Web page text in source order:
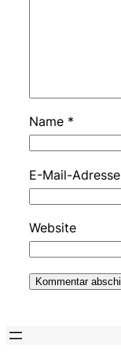
Name *
E-Mail-Adresse
Website